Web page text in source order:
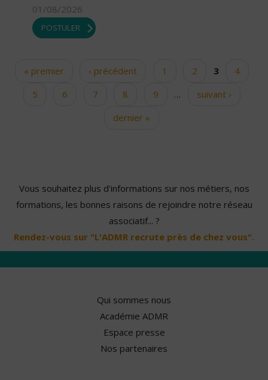
01/08/2026
POSTULER
Pages« premier ‹ précédent 1 2 3
4
5
6 7 8 9 …
suivant ›
dernier »
Vous souhaitez plus d'informations sur nos métiers, nos
formations, les bonnes raisons de rejoindre notre réseau
associatif... ?
Rendez-vous sur "L'ADMR recrute près de chez vous".
Qui sommes nous
Académie ADMR
Espace presse
Nos partenaires